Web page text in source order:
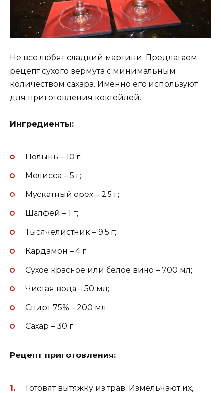
Не все любят сладкий мартини. Предлагаем
рецепт сухого вермута с минимальным
количеством сахара. Именно его используют
для приготовления коктейлей.
Ингредиенты:
Полынь – 10 г;
Мелисса – 5 г;
Мускатный орех – 2.5 г;
Шалфей – 1 г;
Тысячелистник – 9.5 г;
Кардамон – 4 г;
Сухое красное или белое вино – 700 мл;
Чистая вода – 50 мл;
Спирт 75% – 200 мл.
Сахар – 30 г.
Рецепт приготовления:
Готовят вытяжку из трав. Измельчают их,